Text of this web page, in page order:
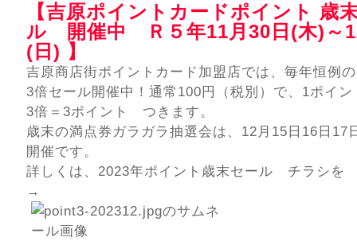
【吉原ポイントカードポイント 歳
ル 開催中 Ｒ５年11月30日(木)～
(日) 】
吉原商店街ポイントカード加盟店では、毎年恒例
3倍セール開催中！通常100円（税別）で、1ポイ
3倍＝3ポイント つきます。
歳末の満点券ガラガラ抽選会は、12月15日16日
開催です。
詳しくは、2023年ポイント歳末セール チラシを
→